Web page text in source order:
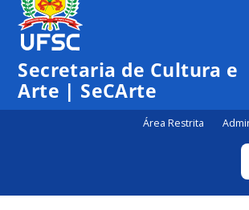
Secretaria de Cultura e
Arte | SeCArte
Área Restrita